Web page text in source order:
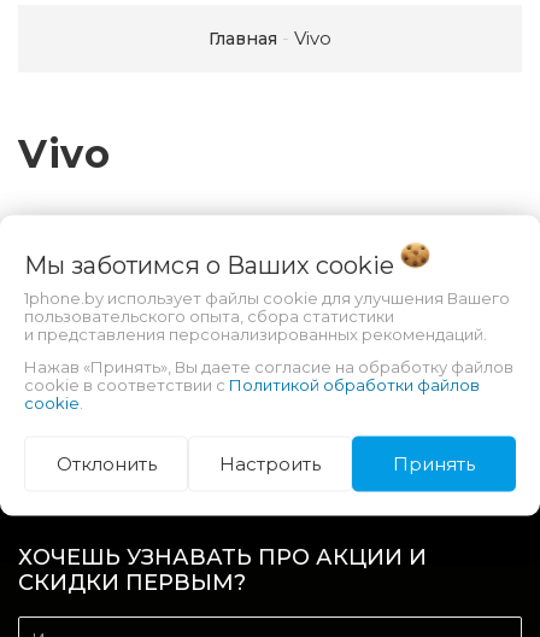
Главная Vivo
Vivo
В этом разделе нет товаров
КАТАЛОГ
ХОЧЕШЬ УЗНАВАТЬ ПРО АКЦИИ И
СКИДКИ ПЕРВЫМ?
Мы заботимся о Ваших cookie
1phone.by использует файлы cookie для улучшения Вашего
пользовательского опыта, сбора статистики
и представления персонализированных рекомендаций.
Нажав «Принять», Вы даете согласие на обработку файлов
cookie в соответствии с Политикой обработки файлов
cookie
Отклонить Настроить Принять